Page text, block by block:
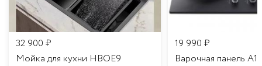
32 900 ₽
Мойка для кухни HBOE9
19 990 ₽
Варочная панель A16